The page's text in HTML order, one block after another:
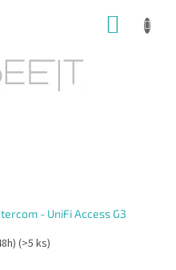
- UniFi Access G3
(>5 ks)